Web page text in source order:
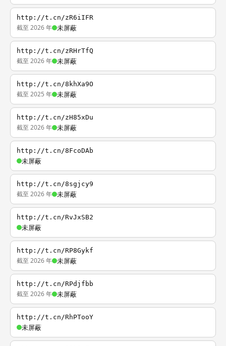
http://t.cn/zR6iIFR
截至 2026 年 未屏蔽
http://t.cn/zRHrTfQ
截至 2026 年 未屏蔽
http://t.cn/8khXa9O
截至 2025 年 未屏蔽
http://t.cn/zH85xDu
截至 2026 年 未屏蔽
http://t.cn/8FcoDAb
未屏蔽
http://t.cn/8sgjcy9
截至 2026 年 未屏蔽
http://t.cn/RvJxSB2
未屏蔽
http://t.cn/RP8Gykf
截至 2026 年 未屏蔽
http://t.cn/RPdjfbb
截至 2026 年 未屏蔽
http://t.cn/RhPTooY
未屏蔽